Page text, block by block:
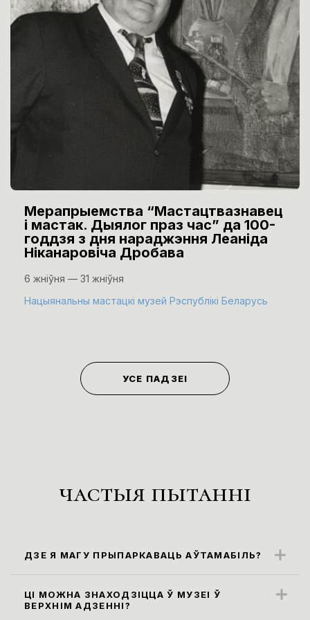
Мерапрыемства “Мастацтвазнавец
і мастак. Дыялог праз час” да 100-
годдзя з дня нараджэння Леаніда
Ніканаровіча Дробава
6 жніўня — 31 жніўня
Нацыянальны мастацкі музей Рэспублікі Беларусь
УСЕ ПАДЗЕІ
частыя пытанні
ДЗЕ Я МАГУ ПРЫПАРКАВАЦЬ АЎТАМАБІЛЬ?
знаходзяцца ўздоўж вул. Карла Маркса
(паркоўка платная)
ЦІ МОЖНА ЗНАХОДЗІЦЦА Ў МУЗЕІ Ў
ВЕРХНІМ АДЗЕННІ?